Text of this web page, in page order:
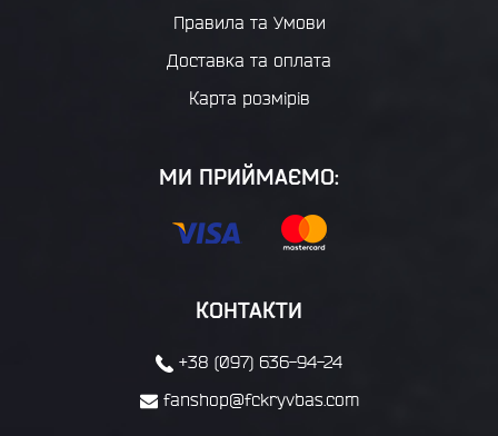
Правила та Умови
Доставка та оплата
Карта розмірів
МИ ПРИЙМАЄМО:
КОНТАКТИ
+38 (097) 636-94-24
fanshop@fckryvbas.com